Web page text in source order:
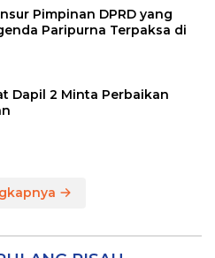
Pimpinan DPRD yang
Paripurna Terpaksa di
Dapil 2 Minta Perbaikan